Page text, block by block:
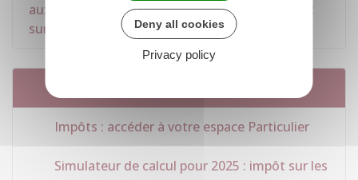
aux impositions établies par voie de rôle (impôt
sur le revenu, impôts locaux)
Impôts : accéder à votre espace Particulier
Simulateur de calcul pour 2025 : impôt sur les
Deny all cookies
Privacy policy